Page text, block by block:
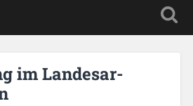
im Lan­des­ar­